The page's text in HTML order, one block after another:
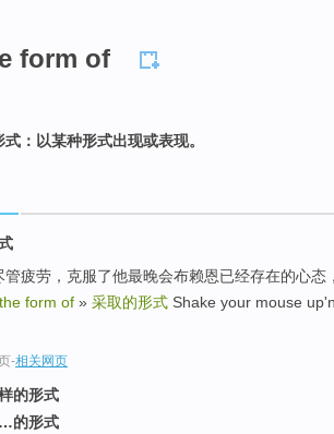
form of
：以某种形式出现或表现。
管疲劳，克服了他最晚会布赖恩已经存在的心
form of » 采取的形式 Shake your mouse
-相关网页
的形式
的形式